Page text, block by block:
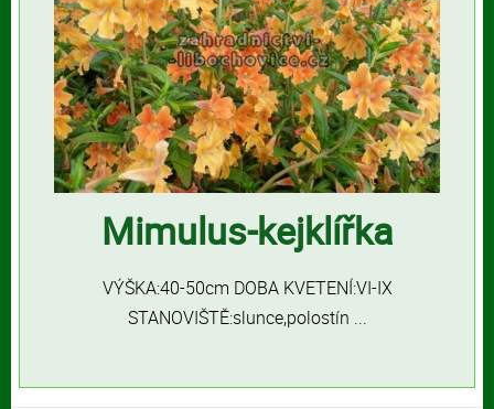
Mimulus-kejklířka
VÝŠKA:40-50cm DOBA KVETENÍ:VI-IX
STANOVIŠTĚ:slunce,polostín ...